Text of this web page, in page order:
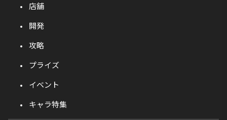
店舗
開発
攻略
プライズ
イベント
キャラ特集